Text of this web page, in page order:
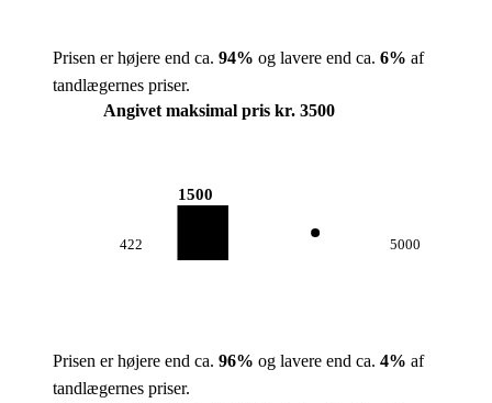
Prisen er højere end ca. 94% og lavere end ca. 6% af
tandlægernes priser.
Angivet maksimal pris kr. 3500
422
1500
5000
Prisen er højere end ca. 96% og lavere end ca. 4% af
tandlægernes priser.